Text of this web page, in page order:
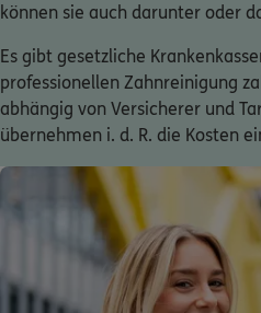
können sie auch darunter oder
Es gibt gesetzliche
professionellen Zahnreinigung
abhängig von Versicherer und
übernehmen i. d. R. die Kosten